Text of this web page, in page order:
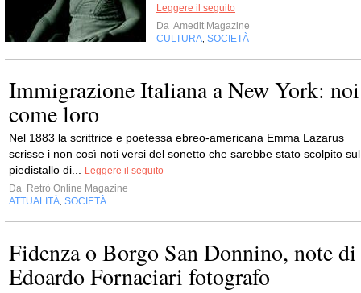
Leggere il seguito
Da Amedit Magazine
CULTURA SOCIETÀ
Immigrazione Italiana a New York: noi
come loro
Nel 1883 la scrittrice e poetessa ebreo-americana Emma Lazarus
scrisse i non così noti versi del sonetto che sarebbe stato scolpito sul
piedistallo di...
Leggere il seguito
Da Retrò Online Magazine
ATTUALITÀ SOCIETÀ
Fidenza o Borgo San Donnino, note di
Edoardo Fornaciari fotografo